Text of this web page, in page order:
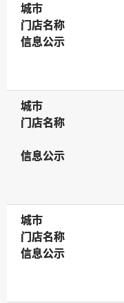
城市
城市
门店名称
门店名称
信息公示
信息公示
城市
城市
门店名称
门店名称
信息公示
信息公示
城市
城市
门店名称
门店名称
信息公示
信息公示